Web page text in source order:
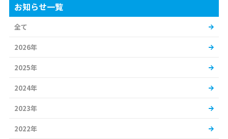
お知らせ一覧
全て
2026年
2025年
2024年
2023年
2022年